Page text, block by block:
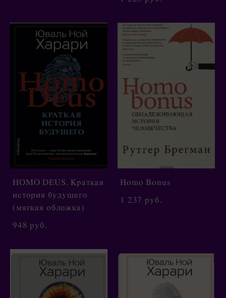
HOMO DEUS. Краткая
история будущего
(мягкая обложка)
948 pуб.
Homo Bonus
1 237 pуб.